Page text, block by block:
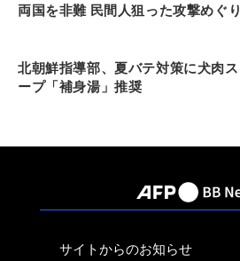
両国を非難 民間人狙った攻撃めぐり
北朝鮮指導部、夏バテ対策に犬肉ス
ープ「補身湯」推奨
サイトからのお知らせ